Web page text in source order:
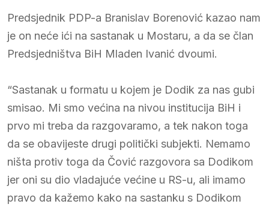
Predsjednik PDP-a Branislav Borenović kazao nam
je on neće ići na sastanak u Mostaru, a da se član
Predsjedništva BiH Mladen Ivanić dvoumi.
“Sastanak u formatu u kojem je Dodik za nas gubi
smisao. Mi smo većina na nivou institucija BiH i
prvo mi treba da razgovaramo, a tek nakon toga
da se obavijeste drugi politički subjekti. Nemamo
ništa protiv toga da Čović razgovora sa Dodikom
jer oni su dio vladajuće većine u RS-u, ali imamo
pravo da kažemo kako na sastanku s Dodikom